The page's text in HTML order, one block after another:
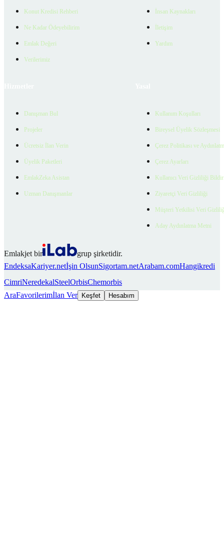
Konut Kredisi Rehberi
Ne Kadar Ödeyebilirim
Emlak Değeri
Verilerimiz
İnsan Kaynakları
İletişim
Yardım
Danışman Bul
Projeler
Ücretsiz İlan Verin
Üyelik Paketleri
EmlakZeka Asistan
Uzman Danışmanlar
Kullanım Koşulları
Bireysel Üyelik Sözleşmesi
Çerez Politikası ve
Çerez Ayarları
Kullanıcı Veri Gizliliği
Ziyaretçi Veri Gizliliği
Müşteri Yetkilisi Veri
Aday Aydınlatma Metni
Emlakjet bir
grup şirketidir.
EndeksaKariyer.netİşin OlsunSigortam.netArabam.comHangikredi
CimriNeredekalSteelOrbisChemorbis
AraFavorilerimİlan Ver Keşfet Hesabım